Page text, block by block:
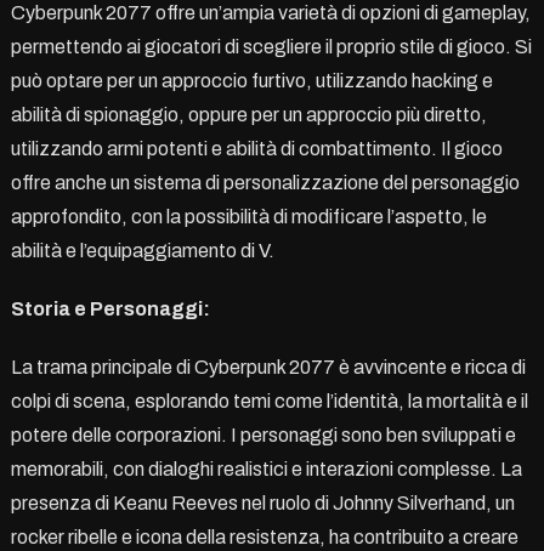
Cyberpunk 2077 offre un’ampia varietà di opzioni di gameplay,
permettendo ai giocatori di scegliere il proprio stile di gioco. Si
può optare per un approccio furtivo, utilizzando hacking e
abilità di spionaggio, oppure per un approccio più diretto,
utilizzando armi potenti e abilità di combattimento. Il gioco
offre anche un sistema di personalizzazione del personaggio
approfondito, con la possibilità di modificare l’aspetto, le
abilità e l’equipaggiamento di V.
Storia e Personaggi:
La trama principale di Cyberpunk 2077 è avvincente e ricca di
colpi di scena, esplorando temi come l’identità, la mortalità e il
potere delle corporazioni. I personaggi sono ben sviluppati e
memorabili, con dialoghi realistici e interazioni complesse. La
presenza di Keanu Reeves nel ruolo di Johnny Silverhand, un
rocker ribelle e icona della resistenza, ha contribuito a creare